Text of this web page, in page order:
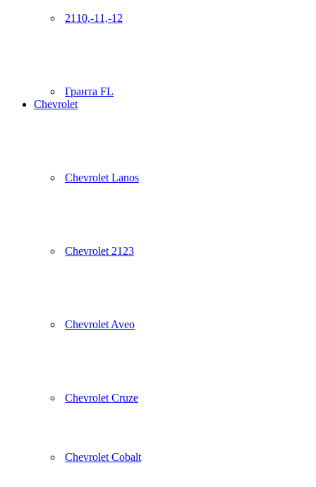
2110,-11,-12
Гранта FL
Chevrolet
Chevrolet Lanos
Chevrolet 2123
Chevrolet Aveo
Chevrolet Cruze
Chevrolet Cobalt